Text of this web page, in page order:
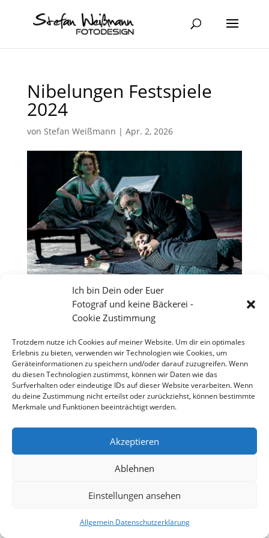
Ich bin Dein oder Euer
Fotograf und keine Bäckerei -
Cookie Zustimmung
Trotzdem nutze ich Cookies auf meiner Website. Um dir ein optimales
Erlebnis zu bieten, verwenden wir Technologien wie Cookies, um
Geräteinformationen zu speichern und/oder darauf zuzugreifen. Wenn
du diesen Technologien zustimmst, können wir Daten wie das
Surfverhalten oder eindeutige IDs auf dieser Website verarbeiten. Wenn
du deine Zustimmung nicht erteilst oder zurückziehst, können bestimmte
Merkmale und Funktionen beeinträchtigt werden.
Akzeptieren
Ablehnen
Einstellungen ansehen
Allgemein Datenschutzerklärung
Nibelungen Festspiele
2024
von Stefan Weißmann | Apr. 2, 2026
Großes Theater vor dem Wormser Kaiser Dom